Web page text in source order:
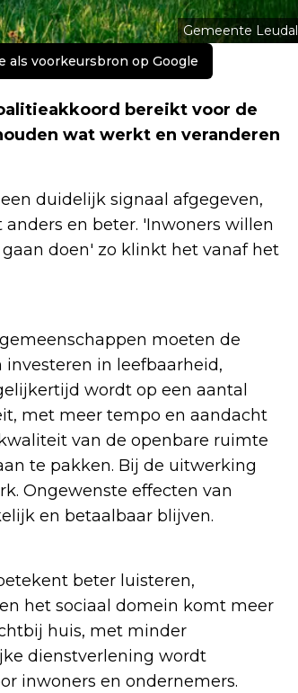
Gemeente Leudal
als voorkeursbron op Google
bereikt voor de
wat werkt en veranderen
duidelijk signaal afgegeven,
en beter. 'Inwoners willen
doen' zo klinkt het vanaf het
moeten de
in leefbaarheid,
wordt op een aantal
met meer tempo en aandacht
van de openbare ruimte
te pakken. Bij de uitwerking
Ongewenste effecten van
en betaalbaar blijven.
beter luisteren,
het sociaal domein komt meer
huis, met minder
dienstverlening wordt
inwoners en ondernemers.